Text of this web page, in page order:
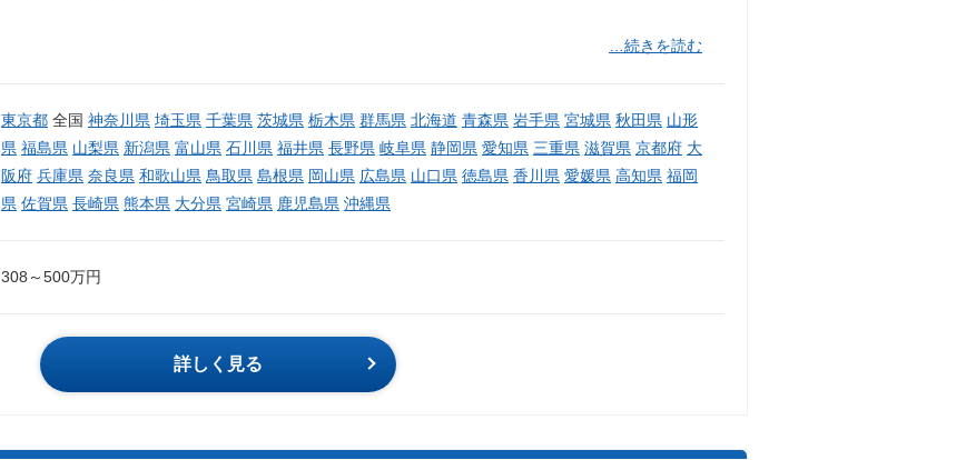
…続きを読む
東京都 全国 神奈川県 埼玉県 千葉県 茨城県 栃木県 群馬県 北海道 青森県 岩手県 宮城県 秋田県 山形
県 福島県 山梨県 新潟県 富山県 石川県 福井県 長野県 岐阜県 静岡県 愛知県 三重県 滋賀県 京都府 大
阪府 兵庫県 奈良県 和歌山県 鳥取県 島根県 岡山県 広島県 山口県 徳島県 香川県 愛媛県 高知県 福岡
県 佐賀県 長崎県 熊本県 大分県 宮崎県 鹿児島県 沖縄県
308～500万円
詳しく見る